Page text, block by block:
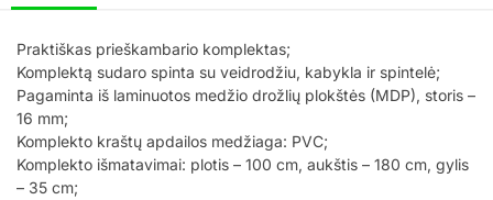
Praktiškas prieškambario komplektas;
Komplektą sudaro spinta su veidrodžiu, kabykla ir spintelė;
Pagaminta iš laminuotos medžio drožlių plokštės (MDP), storis –
16 mm;
Komplekto kraštų apdailos medžiaga: PVC;
Komplekto išmatavimai: plotis – 100 cm, aukštis – 180 cm, gylis
– 35 cm;